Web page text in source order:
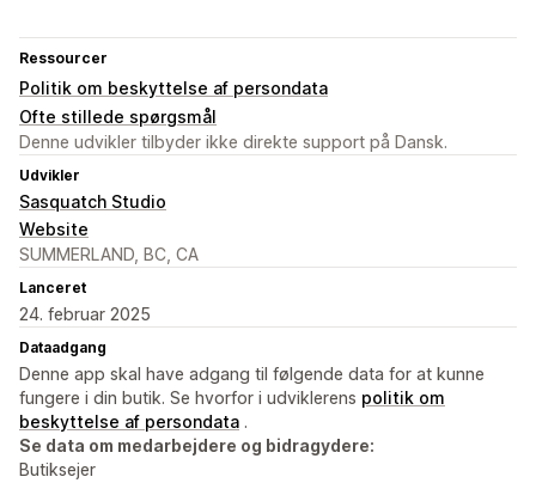
Ressourcer
Politik om beskyttelse af persondata
Ofte stillede spørgsmål
Denne udvikler tilbyder ikke direkte support på Dansk.
Udvikler
Sasquatch Studio
Website
SUMMERLAND, BC, CA
Lanceret
24. februar 2025
Dataadgang
Denne app skal have adgang til følgende data for at kunne
fungere i din butik. Se hvorfor i udviklerens politik om
beskyttelse af persondata .
Se data om medarbejdere og bidragydere:
Butiksejer